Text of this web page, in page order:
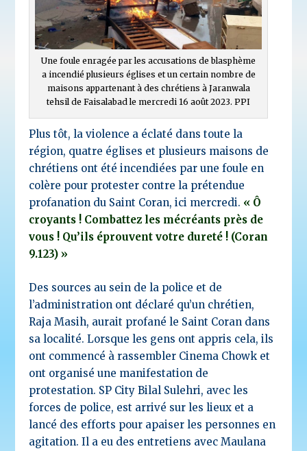
Une foule enragée par les accusations de blasphème
a incendié plusieurs églises et un certain nombre de
maisons appartenant à des chrétiens à Jaranwala
tehsil de Faisalabad le mercredi 16 août 2023. PPI
Plus tôt, la violence a éclaté dans toute la
région, quatre églises et plusieurs maisons de
chrétiens ont été incendiées par une foule en
colère pour protester contre la prétendue
profanation du Saint Coran, ici mercredi. « Ô
croyants ! Combattez les mécréants près de
vous ! Qu’ils éprouvent votre dureté ! (Coran
9.123) »
Des sources au sein de la police et de
l’administration ont déclaré qu’un chrétien,
Raja Masih, aurait profané le Saint Coran dans
sa localité. Lorsque les gens ont appris cela, ils
ont commencé à rassembler Cinema Chowk et
ont organisé une manifestation de
protestation. SP City Bilal Sulehri, avec les
forces de police, est arrivé sur les lieux et a
lancé des efforts pour apaiser les personnes en
agitation. Il a eu des entretiens avec Maulana